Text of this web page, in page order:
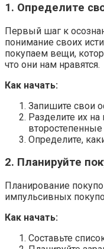
1. Определите
Первый шаг к
понимание своих
покупаем вещи,
что они нам нравятся.
Как начать:
Запишите свои
Разделите их на
Определите,
2. Планируйте
Планирование
импульсивных
Как начать:
Составьте